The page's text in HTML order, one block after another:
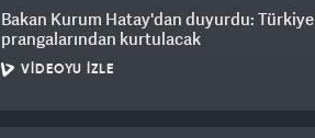
Bakan Kurum Hatay'dan duyurdu: Türkiye
prangalarından kurtulacak
VIDEOYU İZLE